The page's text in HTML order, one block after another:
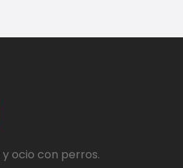
y ocio con perros.